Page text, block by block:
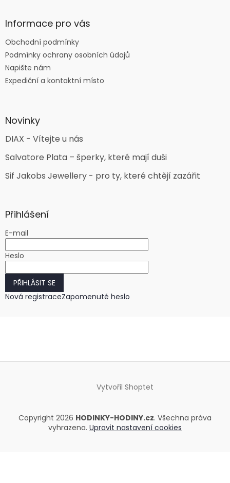
Informace pro vás
Obchodní podmínky
Podmínky ochrany osobních údajů
Napište nám
Expediční a kontaktní místo
Novinky
DIAX - Vítejte u nás
Salvatore Plata – šperky, které mají duši
Sif Jakobs Jewellery - pro ty, které chtějí zazářit
Přihlášení
E-mail
Heslo
PŘIHLÁSIT SE
Nová registraceZapomenuté heslo
Vytvořil Shoptet
Copyright 2026 HODINKY-HODINY.cz. Všechna práva
vyhrazena. Upravit nastavení cookies